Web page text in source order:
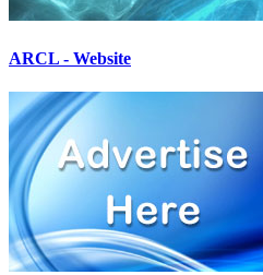
ARCL - Website